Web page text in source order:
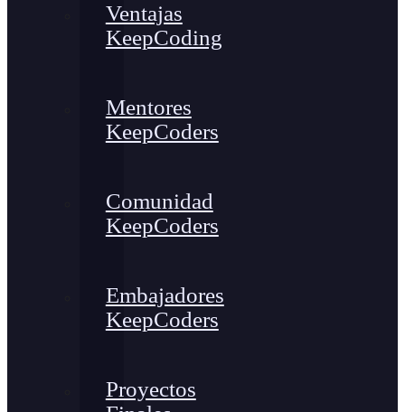
Ventajas
KeepCoding
Mentores
KeepCoders
Comunidad
KeepCoders
Embajadores
KeepCoders
Proyectos